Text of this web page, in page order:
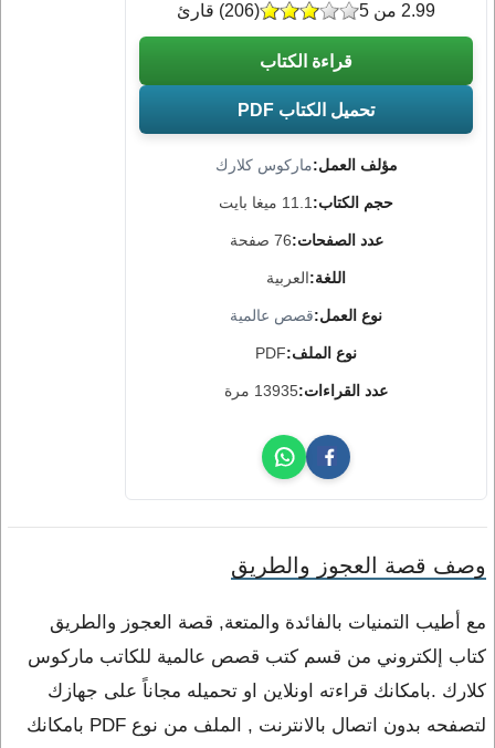
مؤلف العمل:ماركوس كلارك
حجم الكتاب: 11.1 ميغا بايت
عدد الصفحات:76 صفحة
اللغة:العربية
نوع العمل:قصص عالمية
نوع الملف:PDF
عدد القراءات:13935 مرة
(
206) قارئ 2.99 من 5
قراءة الكتاب
تحميل الكتاب PDF
وصف قصة العجوز والطريق
مع أطيب التمنيات بالفائدة والمتعة, قصة العجوز والطريق
كتاب إلكتروني من قسم كتب قصص عالمية للكاتب ماركوس
كلارك .بامكانك قراءته اونلاين او تحميله مجاناً على جهازك
لتصفحه بدون اتصال بالانترنت , الملف من نوع PDF بامكانك